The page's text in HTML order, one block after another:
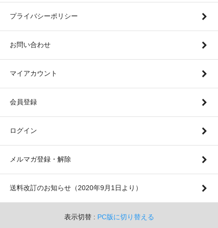
プライバシーポリシー
お問い合わせ
マイアカウント
会員登録
ログイン
メルマガ登録・解除
送料改訂のお知らせ（2020年9月1日より）
表示切替 : PC版に切り替える